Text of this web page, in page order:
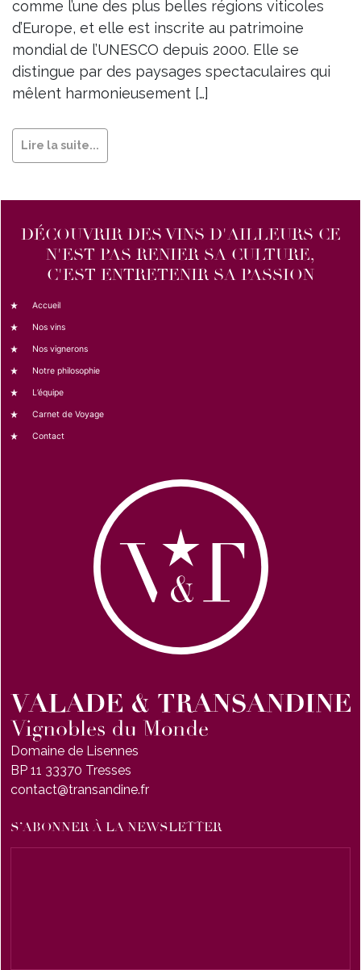
comme l’une des plus belles régions viticoles
d’Europe, et elle est inscrite au patrimoine
mondial de l’UNESCO depuis 2000. Elle se
distingue par des paysages spectaculaires qui
mêlent harmonieusement […]
Lire la suite...
DÉCOUVRIR DES VINS D'AILLEURS CE
N'EST PAS RENIER SA CULTURE,
C'EST ENTRETENIR SA PASSION
Accueil
Nos vins
Nos vignerons
Notre philosophie
L’équipe
Carnet de Voyage
Contact
Domaine de Lisennes
BP 11 33370 Tresses
contact@transandine.fr
S’ABONNER À LA NEWSLETTER